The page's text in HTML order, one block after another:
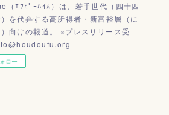
（ｴﾌﾋﾟｰﾊｲﾑ）は、若手世代（四十四
を代弁する高所得者・新富裕層（に
向けの報道。 ※プレスリリース受
ロー